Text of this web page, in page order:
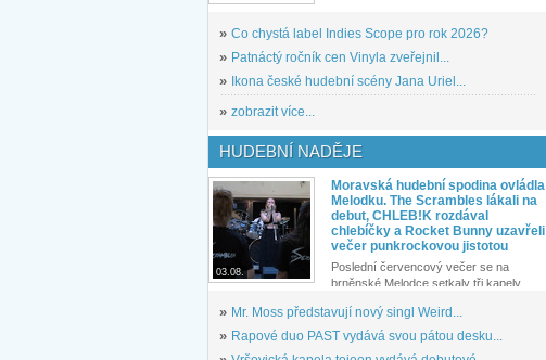
» Co chystá label Indies Scope pro rok 2026?
» Patnáctý ročník cen Vinyla zveřejnil...
» Ikona české hudební scény Jana Uriel...
» zobrazit více...
HUDEBNÍ NADĚJE
03.08.
Moravská hudební spodina ovládla
Melodku. The Scrambles lákali na
debut, CHLEB!K rozdával
chlebíčky a Rocket Bunny uzavřeli
večer punkrockovou jistotou
Poslední červencový večer se na
brněnské Melodce setkaly tři kapely...
» Mr. Moss představují nový singl Weird...
» Rapové duo PAST vydává svou pátou desku...